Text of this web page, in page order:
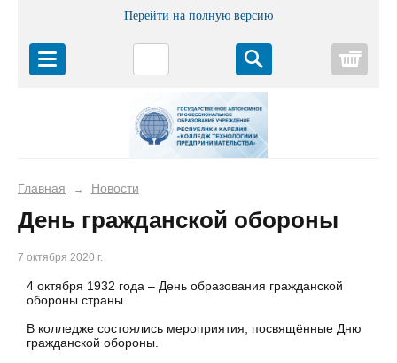
Перейти на полную версию
Главная → Новости
День гражданской обороны
7 октября 2020 г.
4 октября 1932 года – День образования гражданской
обороны страны.
В колледже состоялись мероприятия, посвящённые Дню
гражданской обороны.